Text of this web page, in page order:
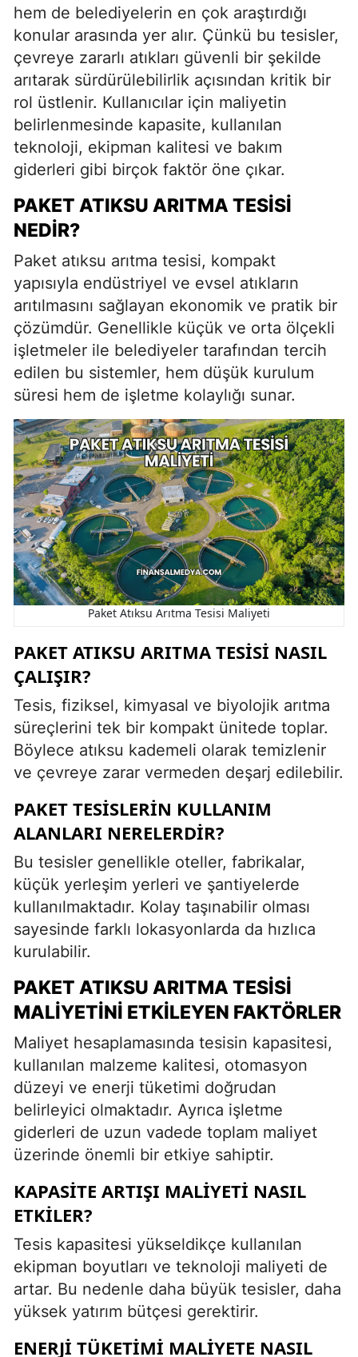
hem de belediyelerin en çok araştırdığı
konular arasında yer alır. Çünkü bu tesisler,
çevreye zararlı atıkları güvenli bir şekilde
arıtarak sürdürülebilirlik açısından kritik bir
rol üstlenir. Kullanıcılar için maliyetin
belirlenmesinde kapasite, kullanılan
teknoloji, ekipman kalitesi ve bakım
giderleri gibi birçok faktör öne çıkar.
PAKET ATIKSU ARITMA TESISI
NEDIR?
Paket atıksu arıtma tesisi, kompakt
yapısıyla endüstriyel ve evsel atıkların
arıtılmasını sağlayan ekonomik ve pratik bir
çözümdür. Genellikle küçük ve orta ölçekli
işletmeler ile belediyeler tarafından tercih
edilen bu sistemler, hem düşük kurulum
süresi hem de işletme kolaylığı sunar.
Paket Atıksu Arıtma Tesisi Maliyeti
PAKET ATIKSU ARITMA TESISI NASIL
ÇALIŞIR?
Tesis, fiziksel, kimyasal ve biyolojik arıtma
süreçlerini tek bir kompakt ünitede toplar.
Böylece atıksu kademeli olarak temizlenir
ve çevreye zarar vermeden deşarj edilebilir.
PAKET TESISLERIN KULLANIM
ALANLARI NERELERDIR?
Bu tesisler genellikle oteller, fabrikalar,
küçük yerleşim yerleri ve şantiyelerde
kullanılmaktadır. Kolay taşınabilir olması
sayesinde farklı lokasyonlarda da hızlıca
kurulabilir.
PAKET ATIKSU ARITMA TESISI
MALIYETINI ETKILEYEN FAKTÖRLER
Maliyet hesaplamasında tesisin kapasitesi,
kullanılan malzeme kalitesi, otomasyon
düzeyi ve enerji tüketimi doğrudan
belirleyici olmaktadır. Ayrıca işletme
giderleri de uzun vadede toplam maliyet
üzerinde önemli bir etkiye sahiptir.
KAPASITE ARTIŞI MALIYETI NASIL
ETKILER?
Tesis kapasitesi yükseldikçe kullanılan
ekipman boyutları ve teknoloji maliyeti de
artar. Bu nedenle daha büyük tesisler, daha
yüksek yatırım bütçesi gerektirir.
ENERJI TÜKETIMI MALIYETE NASIL